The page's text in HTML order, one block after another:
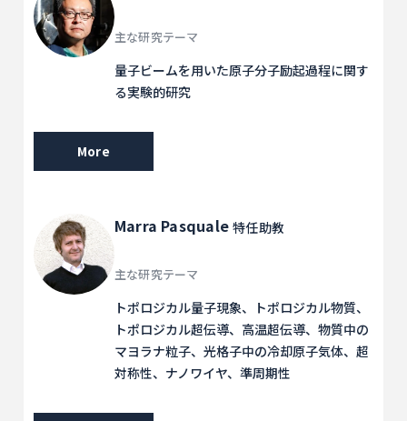
主な研究テーマ
量子ビームを用いた原子分子励起過程に関す
る実験的研究
More
Marra Pasquale特任助教
主な研究テーマ
トポロジカル量子現象、トポロジカル物質、
トポロジカル超伝導、高温超伝導、物質中の
マヨラナ粒子、光格子中の冷却原子気体、超
対称性、ナノワイヤ、準周期性